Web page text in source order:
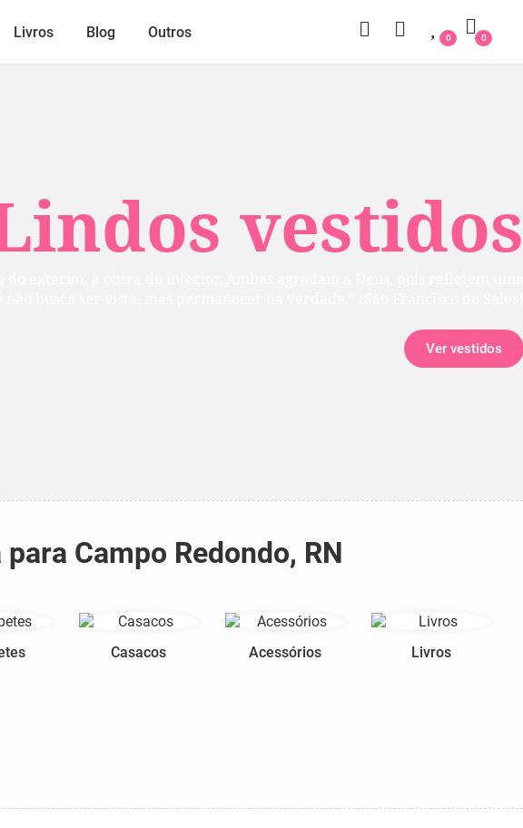
vestidos
Ver vestidos
Livros Blog Outros 0
0
Campo Redondo, RN
Casacos Acessórios Livros